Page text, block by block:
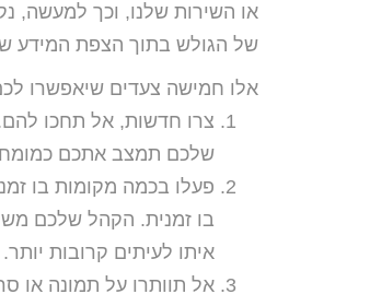
או השירות שלנו, וכך למעשה,
של הגולש בתוך הצפת המידע
אלו חמישה צעדים שיאפשרו
צרו חדשות, אל תחכו
שלכם תמצב אתכם
פעלו בכמה מקומות בו
בו זמנית. הקהל שלכם
איתו לעיתים קרובות יותר.
אל תוותרו על תמונה או